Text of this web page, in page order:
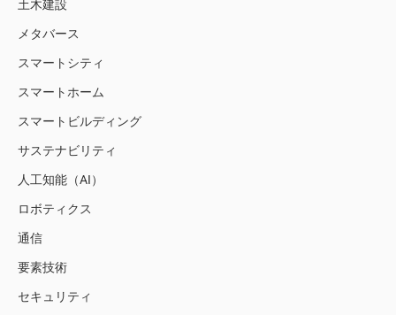
土木建設
メタバース
スマートシティ
スマートホーム
スマートビルディング
サステナビリティ
人工知能（AI）
ロボティクス
通信
要素技術
セキュリティ